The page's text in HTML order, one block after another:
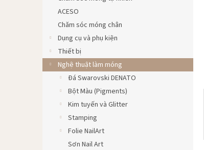
ACESO
Chăm sóc móng chân
Dụng cụ và phụ kiện
Thiết bị
Nghệ thuật làm móng
Đá Swarovski DENATO
Bột Màu (Pigments)
Kim tuyến và Glitter
Stamping
Folie NailArt
Sơn Nail Art